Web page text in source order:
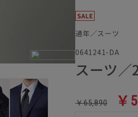
通年／スーツ
0641241-DA
スーツ
￥65,890 ￥